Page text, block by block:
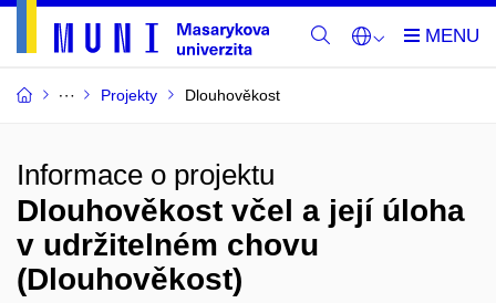
Projekty Dlouhověkost
Informace o projektu
Dlouhověkost včel a její úloha
v udržitelném chovu
(Dlouhověkost)